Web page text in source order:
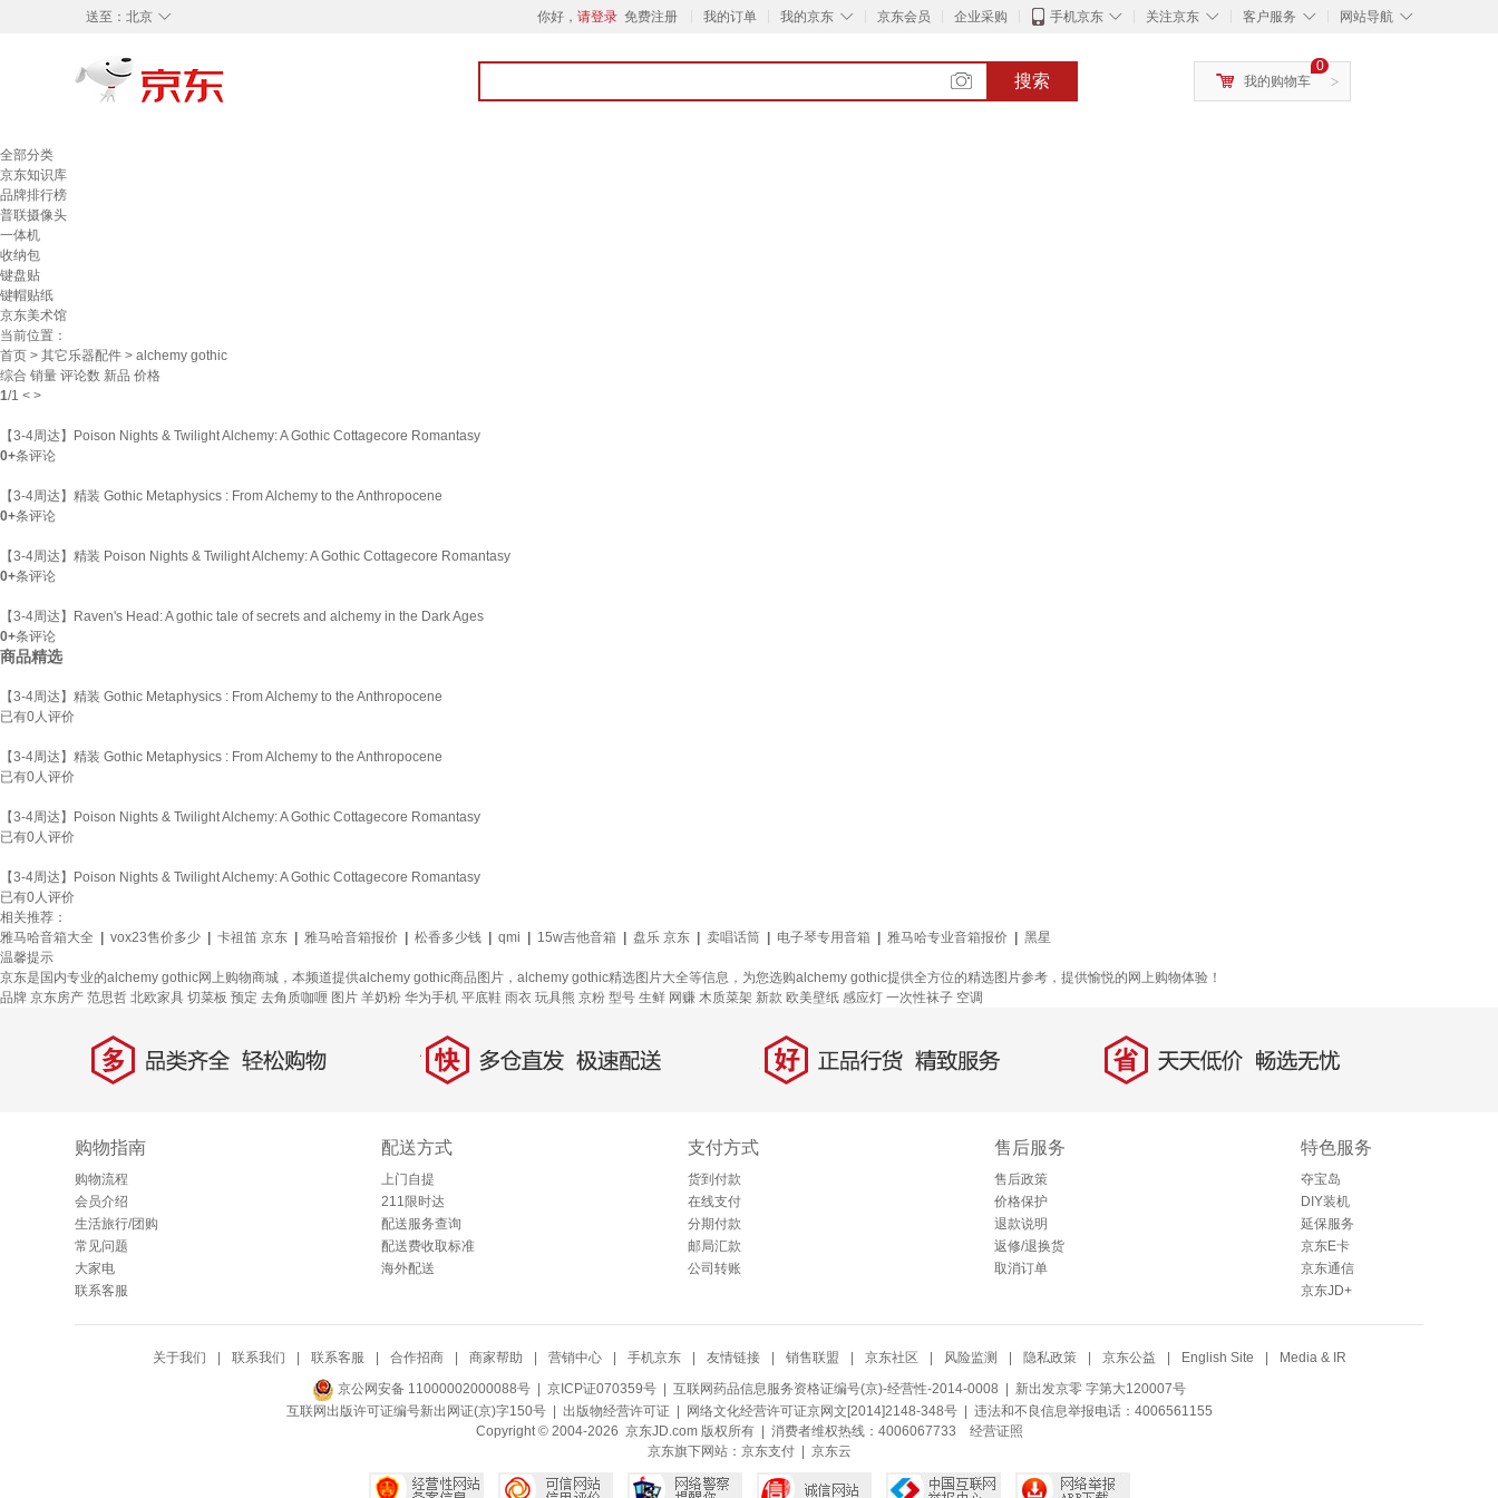
◇
送至： 北京 你好， 请登录 免费注册 我的订单 ◇
我的京东 京东会员 企业采购 ◇
手机京东 ◇
关注京东 ◇
客户服务 ◇
网站导航
搜索 >
0
我的购物车
全部分类
京东知识库
品牌排行榜
普联摄像头
一体机
收纳包
键盘贴
键帽贴纸
京东美术馆
当前位置：
首页 > 其它乐器配件 > alchemy gothic
综合 销量 评论数 新品 价格
1/1 < >
【3-4周达】Poison Nights & Twilight Alchemy: A Gothic Cottagecore Romantasy
0+条评论
【3-4周达】精装 Gothic Metaphysics : From Alchemy to the Anthropocene
0+条评论
【3-4周达】精装 Poison Nights & Twilight Alchemy: A Gothic Cottagecore Romantasy
0+条评论
【3-4周达】Raven's Head: A gothic tale of secrets and alchemy in the Dark Ages
0+条评论
商品精选
【3-4周达】精装 Gothic Metaphysics : From Alchemy to the Anthropocene
已有0人评价
【3-4周达】精装 Gothic Metaphysics : From Alchemy to the Anthropocene
已有0人评价
【3-4周达】Poison Nights & Twilight Alchemy: A Gothic Cottagecore Romantasy
已有0人评价
【3-4周达】Poison Nights & Twilight Alchemy: A Gothic Cottagecore Romantasy
已有0人评价
相关推荐：
雅马哈音箱大全
vox23售价多少 卡祖笛 京东 雅马哈音箱报价 松香多少钱 qmi 15w吉他音箱 盘乐 京东 卖唱话筒 电子琴专用音箱 雅马哈专业音箱报价
黑星
温馨提示
京东是国内专业的alchemy gothic网上购物商城，本频道提供alchemy gothic商品图片，alchemy gothic精选图片大全等信息，为您选购alchemy gothic提供全方位的精选图片参考，提供愉悦的网上购物体验！
品牌 京东房产 范思哲 北欧家具 切菜板 预定 去角质咖喱 图片 羊奶粉 华为手机 平底鞋 雨衣 玩具熊 京粉 型号 生鲜 网赚 木质菜架 新款 欧美壁纸 感应灯 一次性袜子 空调
多 品类齐全，轻松购物 快 多仓直发，极速配送 好 正品行货，精致服务 省 天天低价，畅选无忧
购物指南
购物流程
会员介绍
生活旅行/团购
常见问题
大家电
联系客服
配送方式
上门自提
211限时达
配送服务查询
配送费收取标准
海外配送
支付方式
货到付款
在线支付
分期付款
邮局汇款
公司转账
售后服务
售后政策
价格保护
退款说明
返修/退换货
取消订单
特色服务
夺宝岛
DIY装机
延保服务
京东E卡
京东通信
京东JD+
关于我们 联系我们 联系客服 合作招商 商家帮助 营销中心 手机京东 友情链接 销售联盟 京东社区 风险监测 隐私政策 京东公益 English Site Media & IR
京公网安备 11000002000088号 | 京ICP证070359号 | 互联网药品信息服务资格证编号(京)-经营性-2014-0008 | 新出发京零 字第大120007号
互联网出版许可证编号新出网证(京)字150号 | 出版物经营许可证| 网络文化经营许可证京网文[2014]2148-348号| 违法和不良信息举报电话：4006561155
Copyright © 2004-2026 京东JD.com 版权所有 | 消费者维权热线：4006067733 经营证照
京东旗下网站： 京东支付| 京东云